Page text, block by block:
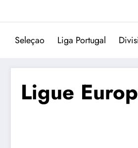
Seleçao Liga Portugal
Ligue